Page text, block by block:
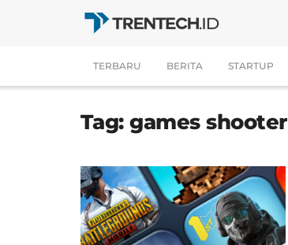
TERBARU BERITA STARTUP
Tag:games shooter